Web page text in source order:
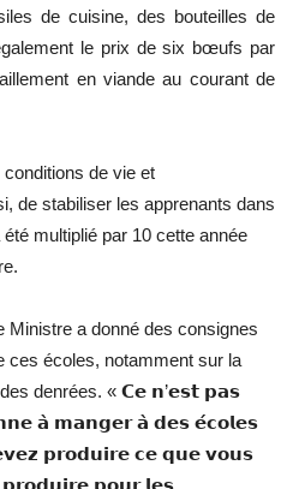
de cuisine, des bouteilles de
le prix de six bœufs par
en viande au courant de
conditions de vie et
de stabiliser les apprenants dans
multiplié par 10 cette année
Ministre a donné des consignes
ces écoles, notamment sur la
denrées. « 𝗖𝗲 𝗻’𝗲𝘀𝘁 𝗽𝗮𝘀
𝗮̀ 𝗺𝗮𝗻𝗴𝗲𝗿 𝗮̀ 𝗱𝗲𝘀 𝗲́𝗰𝗼𝗹𝗲𝘀
𝗽𝗿𝗼𝗱𝘂𝗶𝗿𝗲 𝗰𝗲 𝗾𝘂𝗲 𝘃𝗼𝘂𝘀
𝗽𝗼𝘂𝗿 𝗹𝗲𝘀